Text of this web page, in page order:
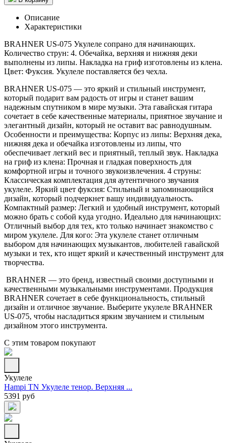
Описание
Характеристики
BRAHNER US-075 Укулеле сопрано для начинающих.
Количество струн: 4. Обечайка, верхняя и нижняя деки
выполнены из липы. Накладка на гриф изготовлены из клена.
Цвет: Фуксия. Укулеле поставляется без чехла.
BRAHNER US-075 — это яркий и стильный инструмент,
который подарит вам радость от игры и станет вашим
надежным спутником в мире музыки. Эта гавайская гитара
сочетает в себе качественные материалы, приятное звучание и
элегантный дизайн, который не оставит вас равнодушным.
Особенности и преимущества: Корпус из липы: Верхняя дека,
нижняя дека и обечайка изготовлены из липы, что
обеспечивает легкий вес и приятный, теплый звук. Накладка
на гриф из клена: Прочная и гладкая поверхность для
комфортной игры и точного звукоизвлечения. 4 струны:
Классическая комплектация для аутентичного звучания
укулеле. Яркий цвет фуксия: Стильный и запоминающийся
дизайн, который подчеркнет вашу индивидуальность.
Компактный размер: Легкий и удобный инструмент, который
можно брать с собой куда угодно. Идеально для начинающих:
Отличный выбор для тех, кто только начинает знакомство с
миром укулеле. Для кого: Эта укулеле станет отличным
выбором для начинающих музыкантов, любителей гавайской
музыки и тех, кто ищет яркий и качественный инструмент для
творчества.
BRAHNER — это бренд, известный своими доступными и
качественными музыкальными инструментами. Продукция
BRAHNER сочетает в себе функциональность, стильный
дизайн и отличное звучание. Выберите укулеле BRAHNER
US-075, чтобы насладиться ярким звучанием и стильным
дизайном этого инструмента.
С этим товаром покупают
Укулеле
Hampi TN Укулеле тенор. Верхняя ...
5391 руб